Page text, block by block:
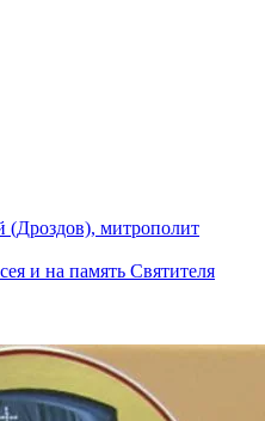
(Дроздов), митрополит
и на память Святителя